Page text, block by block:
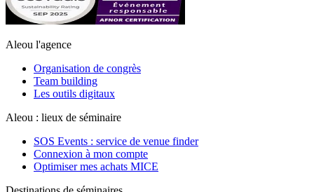
Aleou l'agence
Organisation de congrès
Team building
Les outils digitaux
Aleou : lieux de séminaire
SOS Events : service de venue finder
Connexion à mon compte
Optimiser mes achats MICE